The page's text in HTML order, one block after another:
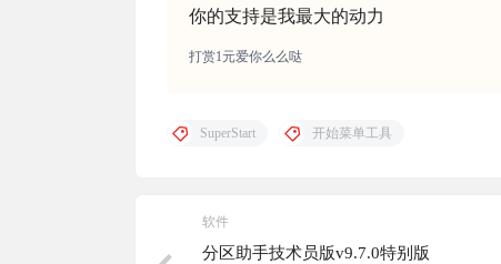
你的支持是我最大的动力
打赏1元爱你么么哒
SuperStart 开始菜单工具
软件
分区助手技术员版v9.7.0特别版